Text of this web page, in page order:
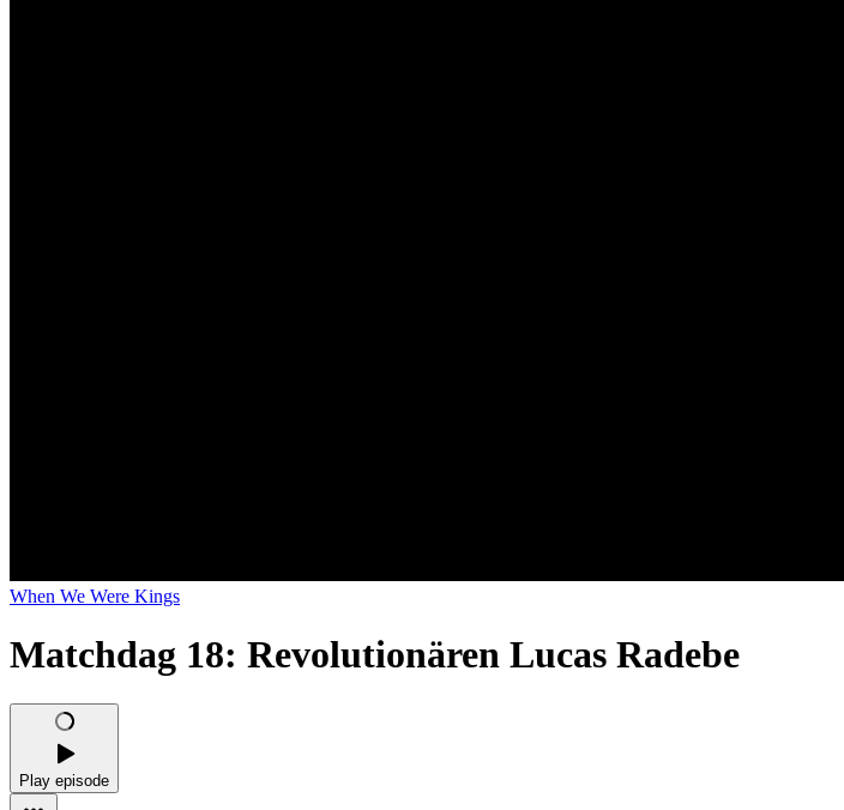
When We Were Kings
Matchdag 18: Revolutionären Lucas Radebe
Play episode